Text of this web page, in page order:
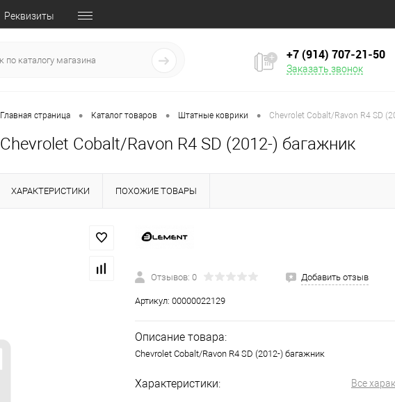
Реквизиты
+7 (914) 707‒21‒50
Заказать звонок
Главная страница • Каталог товаров • Штатные коврики • Chevrolet Cobalt/Ravon R4 SD
Chevrolet Cobalt/Ravon R4 SD (2012-) багажник
ХАРАКТЕРИСТИКИ ПОХОЖИЕ ТОВАРЫ
Отзывов: 0 Добавить отзыв
Артикул: 00000022129
Описание товара:
Chevrolet Cobalt/Ravon R4 SD (2012-) багажник
Характеристики: Все